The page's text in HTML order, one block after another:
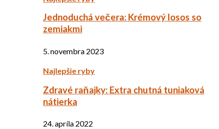
Jednoduchá večera: Krémový losos so
zemiakmi
5. novembra 2023
Najlepšie ryby
Zdravé raňajky: Extra chutná tuniaková
nátierka
24. apríla 2022